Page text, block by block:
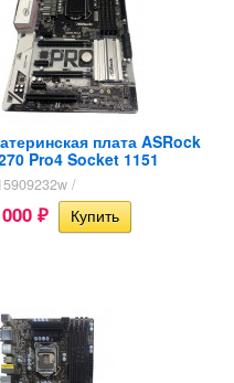
плата ASRock
Pro4 Socket 1151
/
₽